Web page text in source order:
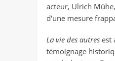
acteur, Ulrich
d'une mesure
La vie des autres est
témoignage